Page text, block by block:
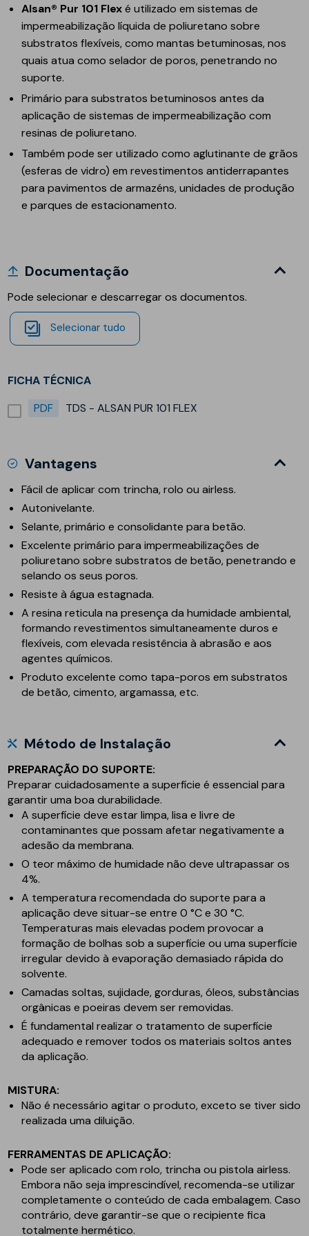
Alsan® Pur 101 Flexé utilizado em sistemas de
impermeabilização líquida de poliuretano sobre
substratos flexíveis, como mantas betuminosas, nos
quais atua como selador de poros, penetrando no
suporte.
Primário para substratos betuminosos antes da
aplicação de sistemas de impermeabilização com
resinas de poliuretano.
Também pode ser utilizado como aglutinante de grãos
(esferas de vidro) em revestimentos antiderrapantes
para pavimentos de armazéns, unidades de produção
e parques de estacionamento.
Documentação
Pode selecionar e descarregar os documentos.
Selecionar tudo
FICHA TÉCNICA
PDF
TDS - ALSAN PUR 101 FLEX
Vantagens
Fácil de aplicar com trincha, rolo ou airless.
Autonivelante.
Selante, primário e consolidante para betão.
Excelente primário para impermeabilizações de
poliuretano sobre substratos de betão, penetrando e
selando os seus poros.
Resiste à água estagnada.
A resina reticula na presença da humidade ambiental,
formando revestimentos simultaneamente duros e
flexíveis, com elevada resistência à abrasão e aos
agentes químicos.
Produto excelente como tapa-poros em substratos
de betão, cimento, argamassa, etc.
Método de Instalação
PREPARAÇÃO DO SUPORTE:
Preparar cuidadosamente a superfície é essencial para
garantir uma boa durabilidade.
A superfície deve estar limpa, lisa e livre de
contaminantes que possam afetar negativamente a
adesão da membrana.
O teor máximo de humidade não deve ultrapassar os
4%.
A temperatura recomendada do suporte para a
aplicação deve situar-se entre 0 °C e 30 °C.
Temperaturas mais elevadas podem provocar a
formação de bolhas sob a superfície ou uma superfície
irregular devido à evaporação demasiado rápida do
solvente.
Camadas soltas, sujidade, gorduras, óleos, substâncias
orgânicas e poeiras devem ser removidas.
É fundamental realizar o tratamento de superfície
adequado e remover todos os materiais soltos antes
da aplicação.
MISTURA:
Não é necessário agitar o produto, exceto se tiver sido
realizada uma diluição.
FERRAMENTAS DE APLICAÇÃO:
Pode ser aplicado com rolo, trincha ou pistola airless.
Embora não seja imprescindível, recomenda-se utilizar
completamente o conteúdo de cada embalagem. Caso
contrário, deve garantir-se que o recipiente fica
totalmente hermético.